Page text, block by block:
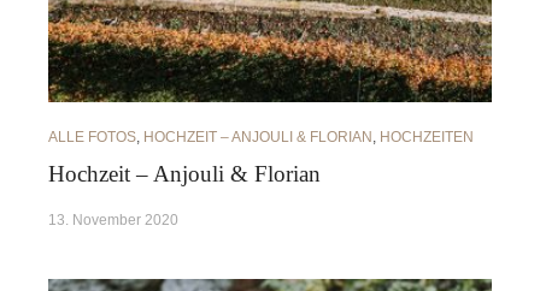
ALLE FOTOS HOCHZEIT – ANJOULI & FLORIAN HOCHZEITEN
Hochzeit – Anjouli & Florian
13. November 2020